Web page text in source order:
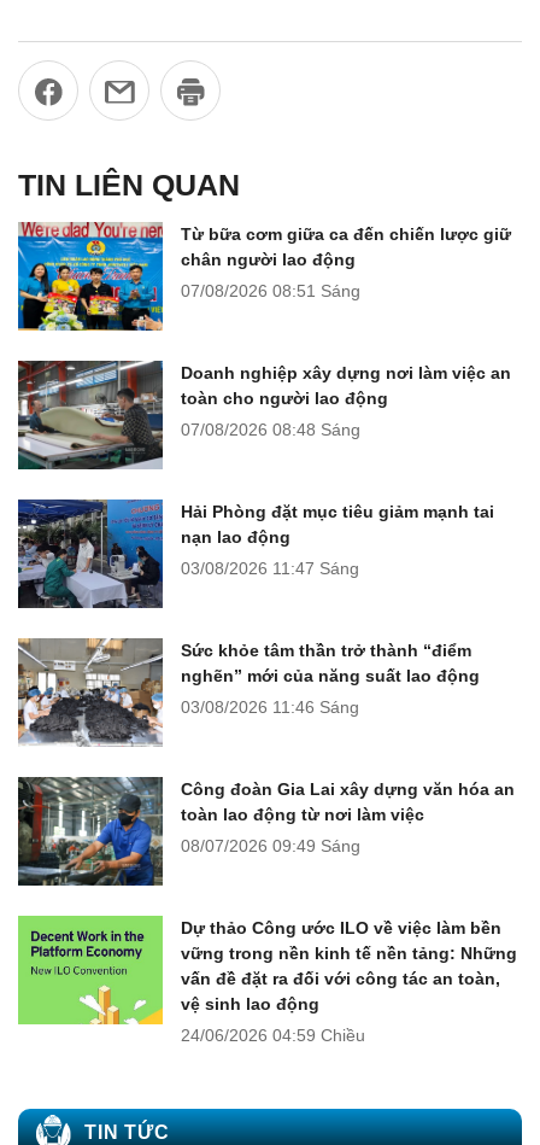
TIN LIÊN QUAN
Từ bữa cơm giữa ca đến chiến lược giữ
chân người lao động
07/08/2026 08:51 Sáng
Doanh nghiệp xây dựng nơi làm việc an
toàn cho người lao động
07/08/2026 08:48 Sáng
Hải Phòng đặt mục tiêu giảm mạnh tai
nạn lao động
03/08/2026 11:47 Sáng
Sức khỏe tâm thần trở thành “điểm
nghẽn” mới của năng suất lao động
03/08/2026 11:46 Sáng
Công đoàn Gia Lai xây dựng văn hóa an
toàn lao động từ nơi làm việc
08/07/2026 09:49 Sáng
Dự thảo Công ước ILO về việc làm bền
vững trong nền kinh tế nền tảng: Những
vấn đề đặt ra đối với công tác an toàn,
vệ sinh lao động
24/06/2026 04:59 Chiều
TIN TỨC